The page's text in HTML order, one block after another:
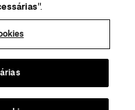
e Devoluções de Moda
seu pedido
de preferências
Herrera for Women in the Arts
em uma nova guia)
Termos e Condições de Venda
Processing Notice
de cookies
".